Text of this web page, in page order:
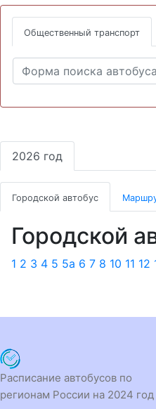
Общественный транспорт
2026 год
Городской автобус
Городской
1 2 3 4 5 5а 6 7 8 10 11 12
Расписание автобусов по
регионам России на 2024 год